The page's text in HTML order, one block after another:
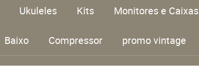
Ukuleles Kits Monitores e Caixas
Baixo Compressor promo vintage